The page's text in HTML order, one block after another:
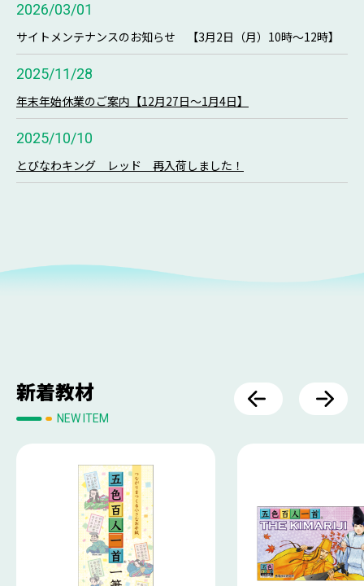
2026/03/01
サイトメンテナンスのお知らせ 【3月2日（月）10時～12時】
2025/11/28
年末年始休業のご案内【12月27日～1月4日】
2025/10/10
とびなわキング レッド 再入荷しました！
新着教材
NEW ITEM